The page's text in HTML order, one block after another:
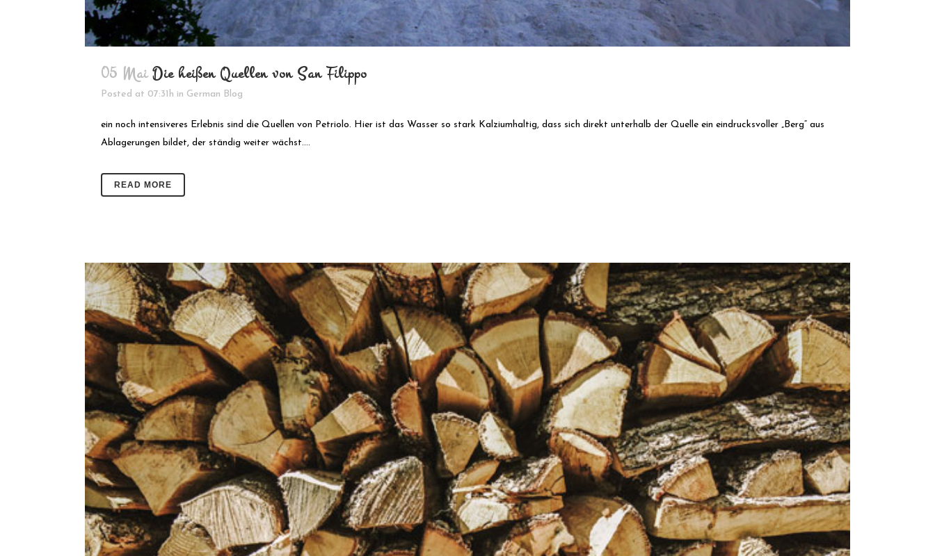
05 Mai Die heißen Quellen von San Filippo
Posted at 07:31h in German Blog
ein noch intensiveres Erlebnis sind die Quellen von Petriolo. Hier ist das Wasser so stark Kalziumhaltig, dass sich direkt unterhalb der Quelle ein eindrucksvoller „Berg“ aus
Ablagerungen bildet, der ständig weiter wächst....
READ MORE